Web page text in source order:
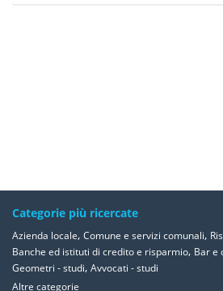
Categorie più ricercate
Azienda locale, Comune e servizi comunali,
Banche ed istituti di credito e risparmio, Bar e
Geometri - studi, Avvocati - studi
Altre categorie